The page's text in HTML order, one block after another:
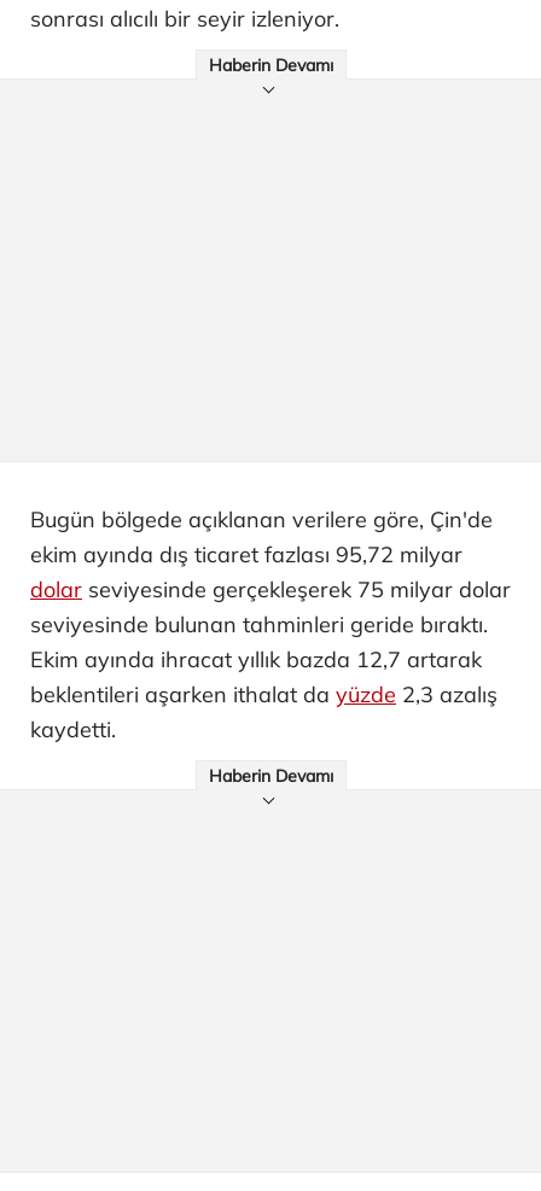
sonrası alıcılı bir seyir izleniyor.
Haberin Devamı
Bugün bölgede açıklanan verilere göre, Çin'de
ekim ayında dış ticaret fazlası 95,72 milyar
dolar seviyesinde gerçekleşerek 75 milyar dolar
seviyesinde bulunan tahminleri geride bıraktı.
Ekim ayında ihracat yıllık bazda 12,7 artarak
beklentileri aşarken ithalat da yüzde 2,3 azalış
kaydetti.
Haberin Devamı